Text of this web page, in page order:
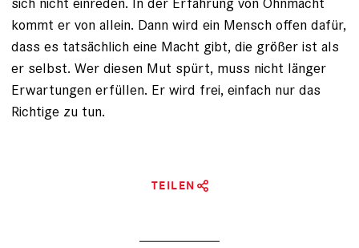
kommt er von allein. Dann wird ein Mensch offen dafür,
dass es tatsächlich eine Macht gibt, die größer ist als
er selbst. Wer diesen Mut spürt, muss nicht länger
Erwartungen erfüllen. Er wird frei, einfach nur das
Richtige zu tun.
TEILEN